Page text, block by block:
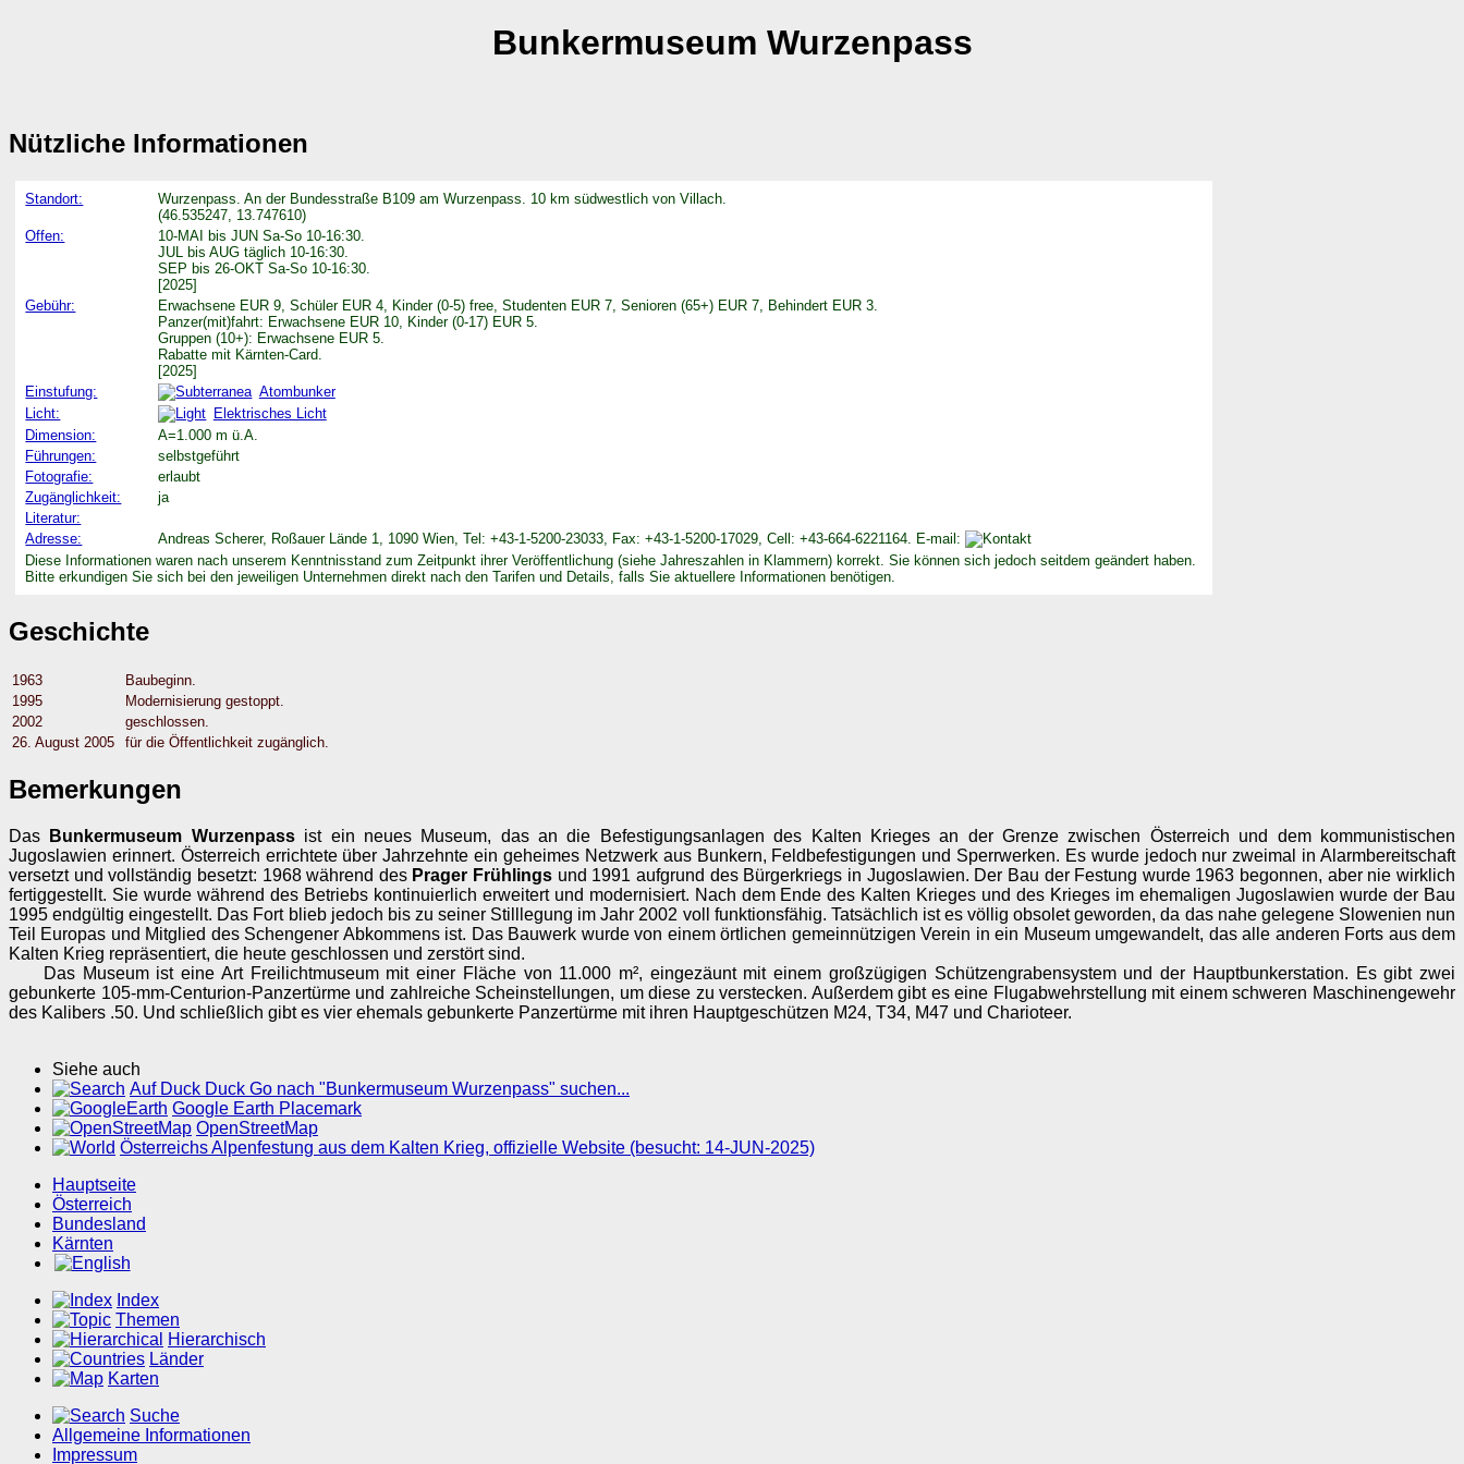
Bunkermuseum Wurzenpass
Nützliche Informationen
Standort:
Wurzenpass. An der Bundesstraße B109 am Wurzenpass. 10 km südwestlich von Villach.
(46.535247, 13.747610)
Offen:
10-MAI bis JUN Sa-So 10-16:30.
JUL bis AUG täglich 10-16:30.
SEP bis 26-OKT Sa-So 10-16:30.
[2025]
Gebühr:
Erwachsene EUR 9, Schüler EUR 4, Kinder (0-5) free, Studenten EUR 7, Senioren (65+) EUR 7, Behindert EUR 3.
Panzer(mit)fahrt: Erwachsene EUR 10, Kinder (0-17) EUR 5.
Gruppen (10+): Erwachsene EUR 5.
Rabatte mit Kärnten-Card.
[2025]
Einstufung:
Atombunker
Licht:
Elektrisches Licht
Dimension:
A=1.000 m ü.A.
Führungen:
selbstgeführt
Fotografie:
erlaubt
Zugänglichkeit:
ja
Literatur:
Adresse:
Andreas Scherer, Roßauer Lände 1, 1090 Wien, Tel: +43-1-5200-23033, Fax: +43-1-5200-17029, Cell: +43-664-6221164. E-mail:
Diese Informationen waren nach unserem Kenntnisstand zum Zeitpunkt ihrer Veröffentlichung (siehe Jahreszahlen in Klammern) korrekt. Sie können sich jedoch seitdem geändert haben.
Bitte erkundigen Sie sich bei den jeweiligen Unternehmen direkt nach den Tarifen und Details, falls Sie aktuellere Informationen benötigen.
Geschichte
1963
Baubeginn.
1995
Modernisierung gestoppt.
2002
geschlossen.
26. August 2005
für die Öffentlichkeit zugänglich.
Bemerkungen
Das Bunkermuseum Wurzenpassist ein neues Museum, das an die Befestigungsanlagen des Kalten Krieges an der Grenze zwischen Österreich und dem kommunistischen
Jugoslawien erinnert. Österreich errichtete über Jahrzehnte ein geheimes Netzwerk aus Bunkern, Feldbefestigungen und Sperrwerken. Es wurde jedoch nur zweimal in Alarmbereitschaft
versetzt und vollständig besetzt: 1968 während des Prager Frühlings und 1991 aufgrund des Bürgerkriegs in Jugoslawien. Der Bau der Festung wurde 1963 begonnen, aber nie wirklich
fertiggestellt. Sie wurde während des Betriebs kontinuierlich erweitert und modernisiert. Nach dem Ende des Kalten Krieges und des Krieges im ehemaligen Jugoslawien wurde der Bau
1995 endgültig eingestellt. Das Fort blieb jedoch bis zu seiner Stilllegung im Jahr 2002 voll funktionsfähig. Tatsächlich ist es völlig obsolet geworden, da das nahe gelegene Slowenien nun
Teil Europas und Mitglied des Schengener Abkommens ist. Das Bauwerk wurde von einem örtlichen gemeinnützigen Verein in ein Museum umgewandelt, das alle anderen Forts aus dem
Kalten Krieg repräsentiert, die heute geschlossen und zerstört sind.
Das Museum ist eine Art Freilichtmuseum mit einer Fläche von 11.000 m², eingezäunt mit einem großzügigen Schützengrabensystem und der Hauptbunkerstation. Es gibt zwei
gebunkerte 105-mm-Centurion-Panzertürme und zahlreiche Scheinstellungen, um diese zu verstecken. Außerdem gibt es eine Flugabwehrstellung mit einem schweren Maschinengewehr
des Kalibers .50. Und schließlich gibt es vier ehemals gebunkerte Panzertürme mit ihren Hauptgeschützen M24, T34, M47 und Charioteer.
Siehe auch
Auf Duck Duck Go nach "Bunkermuseum Wurzenpass" suchen...
Google Earth Placemark
OpenStreetMap
Österreichs Alpenfestung aus dem Kalten Krieg, offizielle Website (besucht: 14-JUN-2025)
Hauptseite
Österreich
Bundesland
Kärnten
Index
Themen
Hierarchisch
Länder
Karten
Suche
Allgemeine Informationen
Impressum